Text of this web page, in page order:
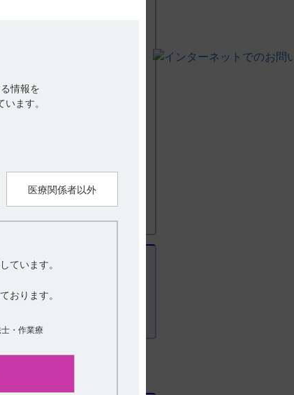
情報を
ます。
医療関係者以外
ています。
おります。
・作業療
の阻害作用を有することが知ら
作用